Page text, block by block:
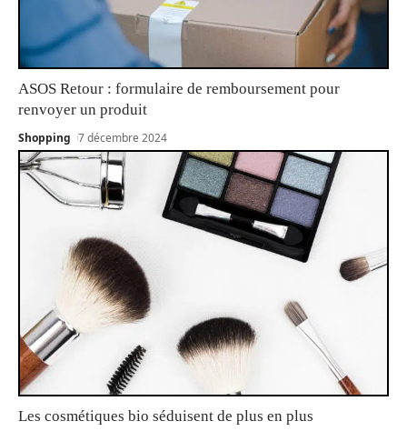
ASOS Retour : formulaire de remboursement pour
renvoyer un produit
Shopping 7 décembre 2024
Les cosmétiques bio séduisent de plus en plus